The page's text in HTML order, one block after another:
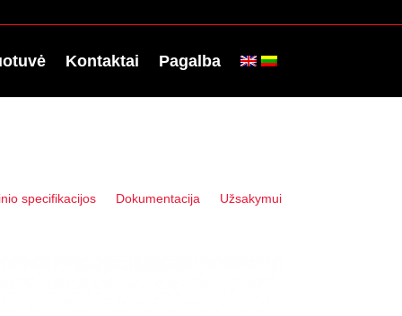
Kontaktai Pagalba
specifikacijos Dokumentacija Užsakymui